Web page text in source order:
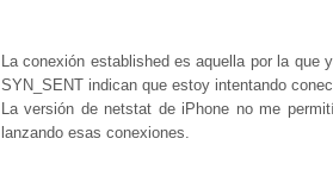
La conexión established es aquella por la
SYN_SENT indican que estoy intentando
La versión de netstat de iPhone no me
lanzando esas conexiones.